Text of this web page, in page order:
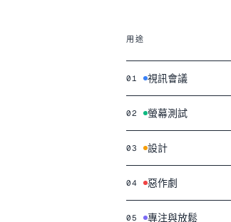
用途
01 視訊會議
02 螢幕測試
03 設計
04 惡作劇
05 專注與放鬆